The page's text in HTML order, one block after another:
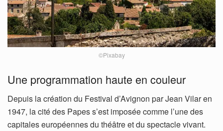
©Pixabay
Une programmation haute en couleur
Depuis la création du Festival d’Avignon par Jean Vilar en
1947, la cité des Papes s’est imposée comme l’une des
capitales européennes du théâtre et du spectacle vivant.